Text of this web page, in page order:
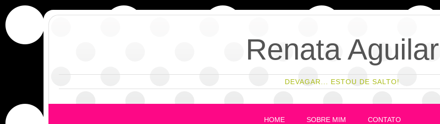
Renata Aguilar
DEVAGAR... ESTOU DE SALTO!
HOME SOBRE MIM CONTATO